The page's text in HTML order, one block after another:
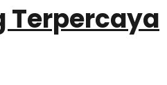
Terpercaya